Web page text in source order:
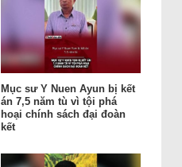
Mục sư Y Nuen Ayun bị kết
án 7,5 năm tù vì tội phá
hoại chính sách đại đoàn
kết